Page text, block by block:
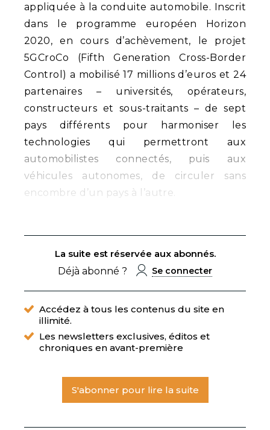
appliquée à la conduite automobile. Inscrit
dans le programme européen Horizon
2020, en cours d’achèvement, le projet
5GCroCo (Fifth Generation Cross-Border
Control) a mobilisé 17 millions d’euros et 24
partenaires – universités, opérateurs,
constructeurs et sous-traitants – de sept
pays différents pour harmoniser les
technologies qui permettront aux
automobilistes connectés, puis aux
véhicules autonomes, de circuler sans
encombre d’un pays à l’autre.
La suite est réservée aux abonnés.
Déjà abonné ?
Se connecter
Accédez à tous les contenus du site en
illimité.
Les newsletters exclusives, éditos et
chroniques en avant-première
S'abonner pour lire la suite